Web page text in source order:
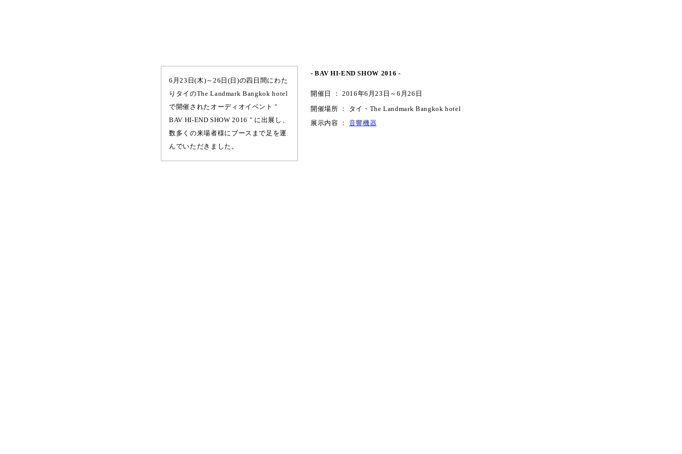
6月23日(木)～26日(日)の四日間にわた
りタイのThe Landmark Bangkok hotel
で開催されたオーディオイベント "
BAV HI-END SHOW 2016 " に出展し、
数多くの来場者様にブースまで足を運
んでいただきました。
- BAV HI-END SHOW 2016 -
開催日 ： 2016年6月23日～6月26日
開催場所 ： タイ・The Landmark Bangkok hotel
展示内容 ： 音響機器